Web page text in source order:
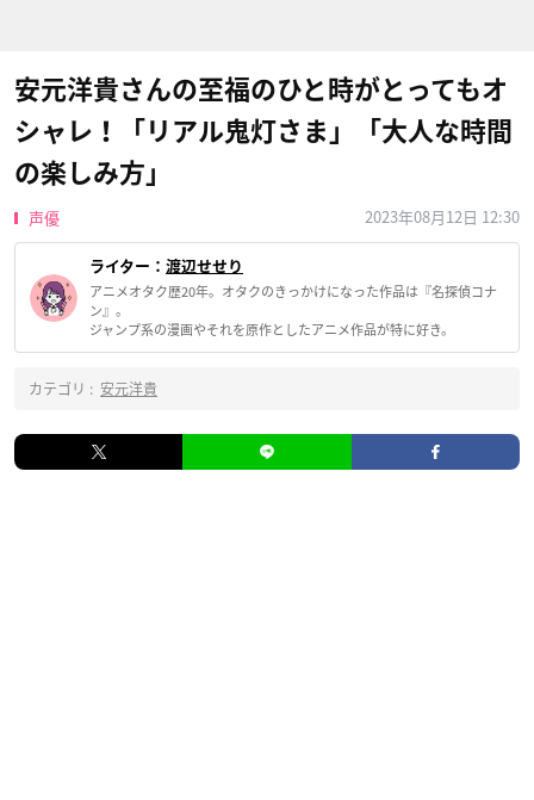
安元洋貴さんの至福のひと時がとってもオ
シャレ！「リアル鬼灯さま」「大人な時間
の楽しみ方」
声優 2023年08月12日 12:30
ライター： 渡辺せせり
アニメオタク歴20年。オタクのきっかけになった作品は『名探偵コナ
ン』。
ジャンプ系の漫画やそれを原作としたアニメ作品が特に好き。
カテゴリ : 安元洋貴